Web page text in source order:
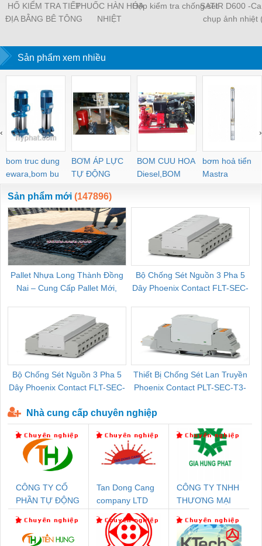
HỐ KIỂM TRA TIẾP
ĐỊA BẰNG BÊ TÔNG
THUỐC HÀN HÓA
NHIỆT
Hộp kiểm tra chống sétSATIR D600 -
chụp ảnh nhiệt
Sản phẩm xem nhiều
bom truc dung
ewara,bom bu
ewara
BƠM ÁP LỰC
TỰ ĐỘNG
BOM CUU HOA
Diesel,BOM
CHUA CHAY
bơm hoả tiển
Mastra
‹ ›
Sản phẩm mới (147896)
Pallet Nhựa Long Thành Đồng
Nai – Cung Cấp Pallet Mới,
Bộ Chống Sét Nguồn 3 Pha 5
Dây Phoenix Contact FLT-SEC-
Bộ Chống Sét Nguồn 3 Pha 5
Dây Phoenix Contact FLT-SEC-
Thiết Bị Chống Sét Lan Truyền
Phoenix Contact PLT-SEC-T3-
Nhà cung cấp chuyên nghiệp
CÔNG TY CỔ
PHẦN TỰ ĐỘNG
Tan Dong Cang
company LTD
CÔNG TY TNHH
THƯƠNG MẠI
THUẬT ĐIỆN CƠ
GIA HƯNG